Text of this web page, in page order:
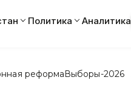
Политика Аналитика
реформаВыборы-2026